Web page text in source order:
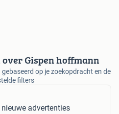
Gispen hoffmann
op je zoekopdracht en de
filters
nieuwe advertenties